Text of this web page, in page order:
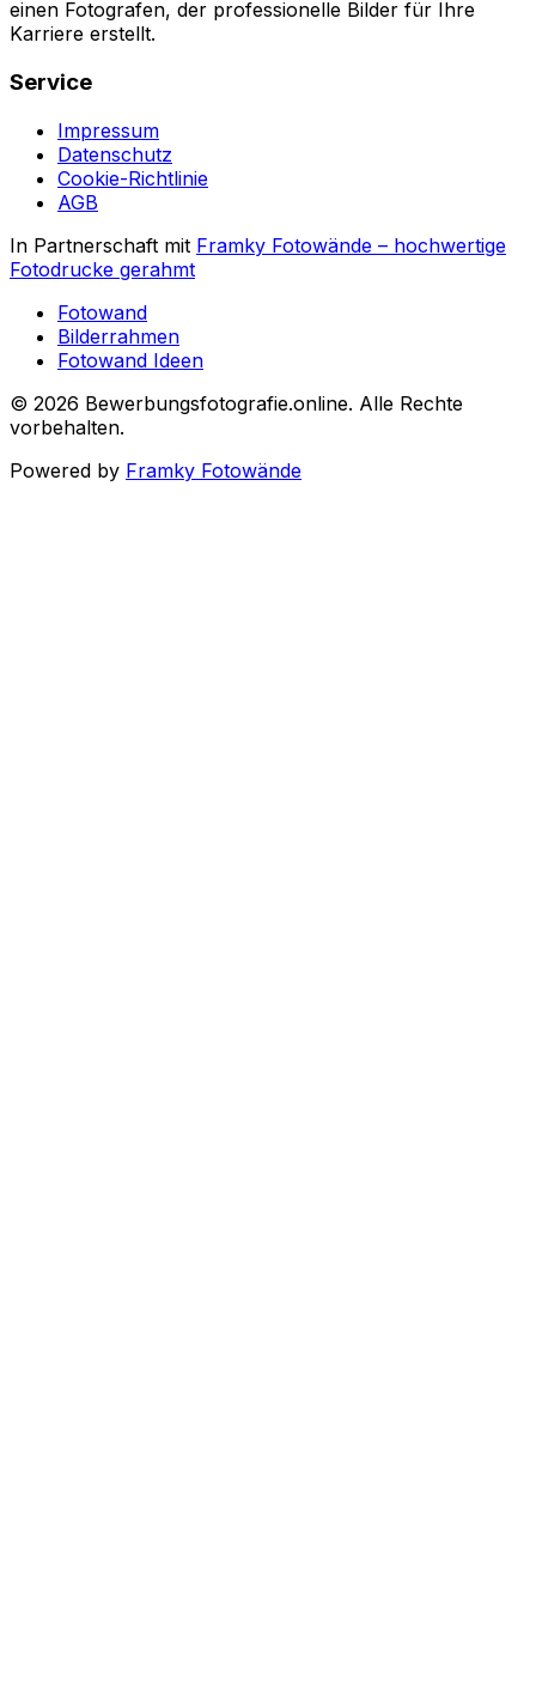
einen Fotografen, der professionelle Bilder für Ihre
Karriere erstellt.
Service
Impressum
Datenschutz
Cookie-Richtlinie
AGB
In Partnerschaft mit Framky Fotowände – hochwertige
Fotodrucke gerahmt
Fotowand
Bilderrahmen
Fotowand Ideen
© 2026 Bewerbungsfotografie.online. Alle Rechte
vorbehalten.
Powered by Framky Fotowände